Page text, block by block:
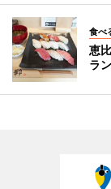
食べ
恵
ラ